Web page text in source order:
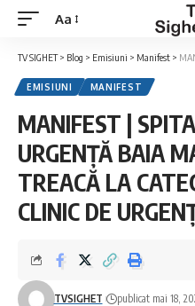
Font
Resizer
Aa
TV SIGHET> Blog > Emisiuni > Manifest >
EMISIUNI MANIFEST
MANIFEST |
URGENȚĂ BAIA
TREACĂ LA
CLINIC DE
TVSIGHET publicat mai 18,